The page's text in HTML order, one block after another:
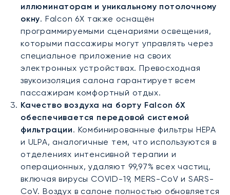
иллюминаторам и уникальному потолочному
окну. Falcon 6X также оснащён
программируемыми сценариями освещения,
которыми пассажиры могут управлять через
специальное приложение на своих
электронных устройствах. Превосходная
звукоизоляция салона гарантирует всем
пассажирам комфортный отдых.
Качество воздуха на борту Falcon 6X
обеспечивается передовой системой
фильтрации. Комбинированные фильтры HEPA
и ULPA, аналогичные тем, что используются в
отделениях интенсивной терапии и
операционных, удаляют 99,97% всех частиц,
включая вирусы COVID-19, MERS-CoV и SARS-
CoV. Воздух в салоне полностью обновляется